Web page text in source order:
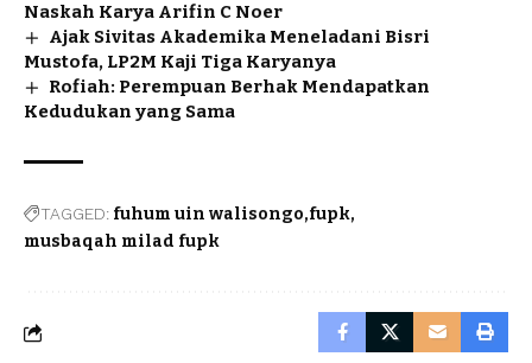
Naskah Karya Arifin C Noer
Ajak Sivitas Akademika Meneladani Bisri
Mustofa, LP2M Kaji Tiga Karyanya
Rofiah: Perempuan Berhak Mendapatkan
Kedudukan yang Sama
TAGGED: fuhum uin walisongo fupk
musbaqah milad fupk